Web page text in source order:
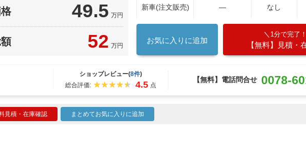
49.5 万円
52 万円
新車(注文販売) ― なし
お気に入りに追加
1分で完了！
【無料】見積・
ショップレビュー(8件)
総合評価:
4.5 点
【無料】電話問合せ 0078-
見積・在庫確認 まとめてお気に入りに追加